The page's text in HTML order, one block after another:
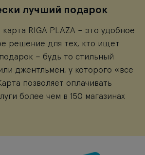
лучший подарок
RIGA PLAZA – это удобное
решение для тех, кто ищет
– будь то стильный
джентльмен, у которого «все
позволяет оплачивать
более чем в 150 магазинах